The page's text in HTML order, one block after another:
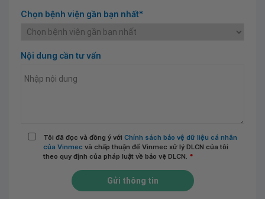
Chọn bệnh viện gần bạn nhất*
Nội dung cần tư vấn
Tôi đã đọc và đồng ý với Chính sách bảo vệ dữ liệu cá nhân
của Vinmec và chấp thuận để Vinmec xử lý DLCN của tôi
theo quy định của pháp luật về bảo vệ DLCN. *
Gửi thông tin